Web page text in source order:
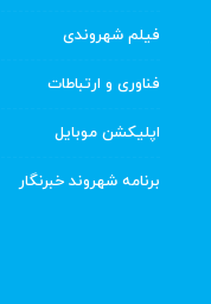
فیلم شهروندی
فناوری و ارتباطات
اپلیکشن موبایل
برنامه شهروند خبرنگار